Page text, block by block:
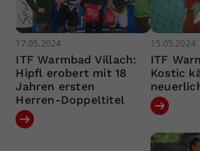
17.05.2024
ITF Warmbad Villach:
Hipfl erobert mit 18
Jahren ersten
Herren-Doppeltitel
15.05.2024
ITF
Kostic